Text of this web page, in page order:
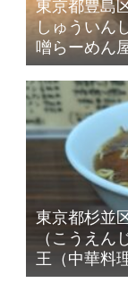
東京都豊島
しゅういん
噌らーめん
東京都杉並
（こうえん
王（中華料